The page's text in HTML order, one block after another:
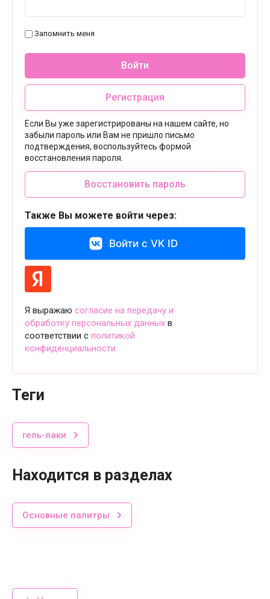
Запомнить меня
Войти
Регистрация
Если Вы уже зарегистрированы на нашем сайте, но
забыли пароль или Вам не пришло письмо
подтверждения, воспользуйтесь формой
восстановления пароля.
Восстановить пароль
Также Вы можете войти через:
Войти с VK ID
Я выражаю согласие на передачу и
обработку персональных данных в
соответствии с политикой
конфиденциальности
теги
гель-лаки
Находится в разделах
Основные палитры